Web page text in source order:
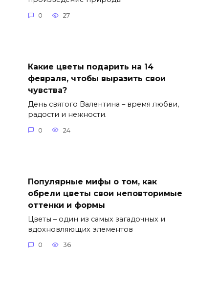
0 27
Какие цветы подарить на 14
февраля, чтобы выразить свои
чувства?
День святого Валентина – время любви,
радости и нежности.
0 24
Популярные мифы о том, как
обрели цветы свои неповторимые
оттенки и формы
Цветы – один из самых загадочных и
вдохновляющих элементов
0 36